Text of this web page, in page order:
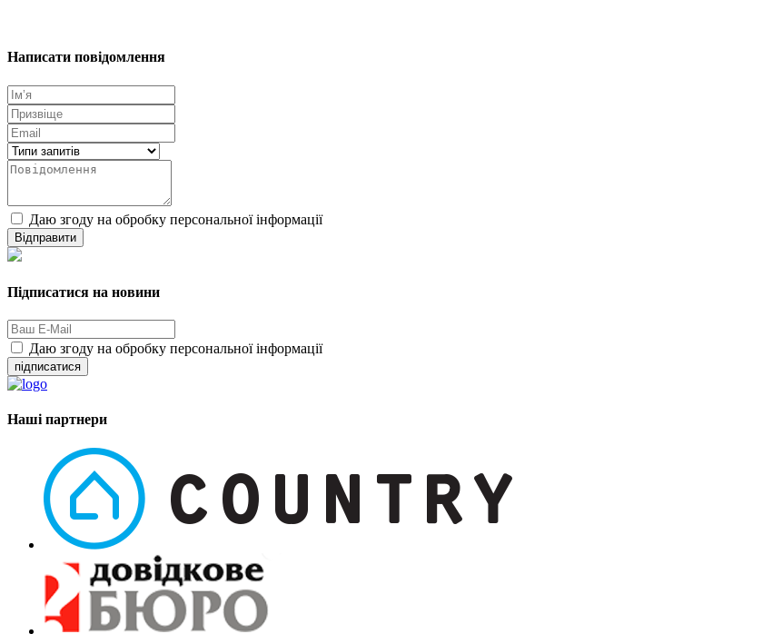
Написати повідомлення
Даю згоду на обробку персональної інформації
Відправити
Підписатися на новини
Даю згоду на обробку персональної інформації
підписатися
Наші партнери